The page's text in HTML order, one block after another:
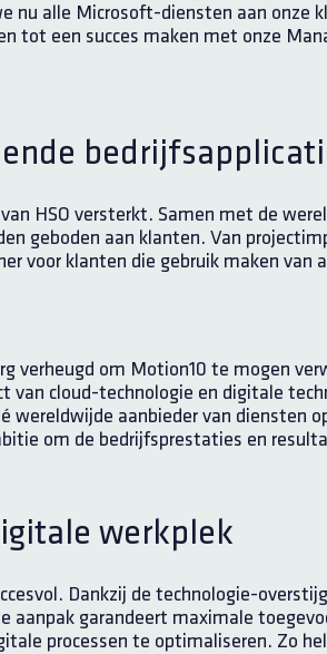
nu alle Microsoft-diensten aan
tot een succes maken met onze
HSO versterkt. Samen met de
geboden aan klanten. Van
voor klanten die gebruik maken van
verheugd om Motion10 te mogen
cloud-technologie en digitale
wereldwijde aanbieder van
om de bedrijfsprestaties en
werkplek
Dankzij de technologie-
aanpak garandeert maximale
processen te optimaliseren. Zo